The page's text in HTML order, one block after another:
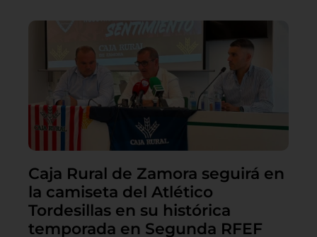
Caja Rural de Zamora seguirá en
la camiseta del Atlético
Tordesillas en su histórica
temporada en Segunda RFEF